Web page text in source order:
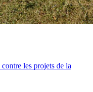
les projets de la